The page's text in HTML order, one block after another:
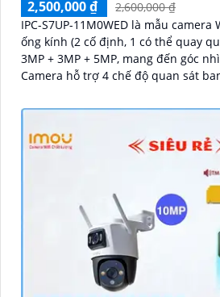
2,500,000 ₫
2,600,000 ₫
IPC-S7UP-11M0WED là mẫu
ống kính (2 cố định, 1 có thể quay
3MP + 3MP + 5MP, mang đến góc
Camera hỗ trợ 4 chế độ quan sát